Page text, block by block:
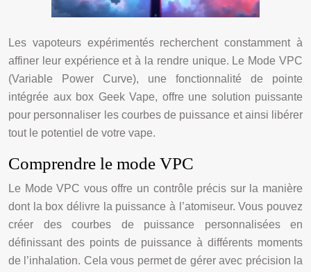
Les vapoteurs expérimentés recherchent constamment à
affiner leur expérience et à la rendre unique. Le Mode VPC
(Variable Power Curve), une fonctionnalité de pointe
intégrée aux box Geek Vape, offre une solution puissante
pour personnaliser les courbes de puissance et ainsi libérer
tout le potentiel de votre vape.
Comprendre le mode VPC
Le Mode VPC vous offre un contrôle précis sur la manière
dont la box délivre la puissance à l’atomiseur. Vous pouvez
créer des courbes de puissance personnalisées en
définissant des points de puissance à différents moments
de l’inhalation. Cela vous permet de gérer avec précision la